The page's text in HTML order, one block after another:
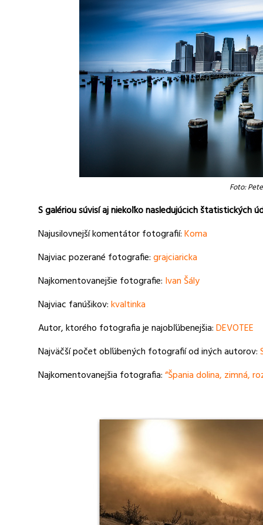
Foto:
S galériou súvisí aj niekoľko nasledujúcich štatistických
Najusilovnejší komentátor fotografií:Koma
Najviac pozerané fotografie:grajciaricka
Najkomentovanejšie fotografie: Ivan Šály
Najviac fanúšikov:kvaltinka
Autor, ktorého fotografia je najobľúbenejšia:DEVOTEE
Najväčší počet obľúbených fotografií od iných autorov:
Najkomentovanejšia fotografia:“Špania dolina, zimná,